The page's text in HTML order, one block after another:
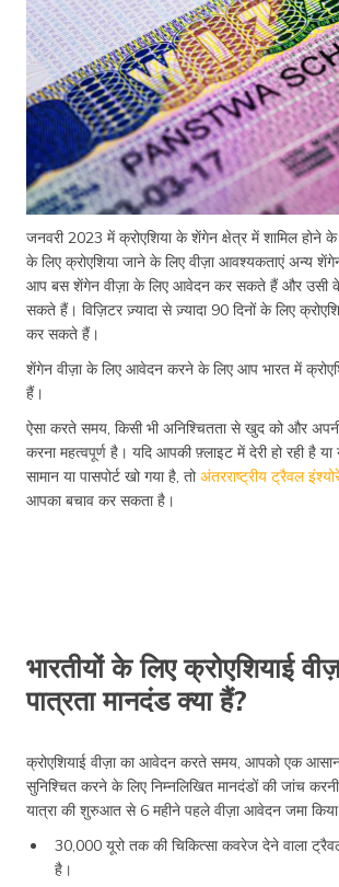
जनवरी 2023 में क्रोएशिया के शेंगेन क्षेत्र में शामिल होने के
के लिए क्रोएशिया जाने के लिए वीज़ा आवश्यकताएं अन्य
आप बस शेंगेन वीज़ा के लिए आवेदन कर सकते हैं और उसी के
सकते हैं। विज़िटर ज़्यादा से ज़्यादा 90 दिनों के लिए
कर सकते हैं।
शेंगेन वीज़ा के लिए आवेदन करने के लिए आप भारत में
हैं।
ऐसा करते समय, किसी भी अनिश्चितता से खुद को और अपनी
करना महत्वपूर्ण है। यदि आपकी फ़्लाइट में देरी हो रही है
सामान या पासपोर्ट खो गया है, तोअंतरराष्ट्रीय ट्रैवल
आपका बचाव कर सकता है।
भारतीयों के लिए क्रोएशियाई
पात्रता मानदंड क्या हैं?
क्रोएशियाई वीज़ा का आवेदन करते समय, आपको एक
सुनिश्चित करने के लिए निम्नलिखित मानदंडों की जांच
यात्रा की शुरुआत से 6 महीने पहले वीज़ा आवेदन जमा
30,000 यूरो तक की चिकित्सा कवरेज देने वाला
है।